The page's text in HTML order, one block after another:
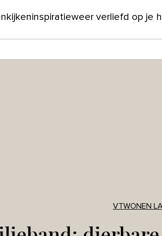
inspiratieweer verliefd op je
VTWONEN